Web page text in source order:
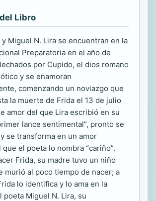
Libro
y Miguel N. Lira se encuentran en la
Preparatoria en el año de
por Cupido, el dios romano
y se enamoran
comenzando un noviazgo que
la muerte de Frida el 13 de julio
amor del que Lira escribió en su
lance sentimental”, pronto se
se transforma en un amor
el poeta lo nombra “cariño”.
Frida, su madre tuvo un niño
murió al poco tiempo de nacer; a
lo identifica y lo ama en la
poeta Miguel N. Lira, su